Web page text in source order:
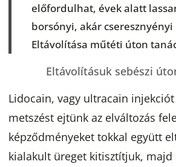
előfordulhat, évek alatt
borsónyi, akár
Eltávolítása műtéti úton
Eltávolításuk sebészi
Lidocain, vagy ultracain
metszést ejtünk az elváltozás
képződményeket tokkal együtt
kialakult üreget kitisztítjuk, majd